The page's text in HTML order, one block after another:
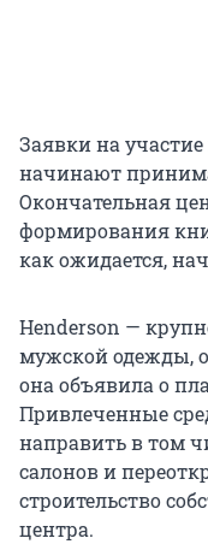
Заявки на
начинают
Окончательная
формирования
как ожидается,
Henderson —
мужской одежды,
она объявила о
Привлеченные
направить в том
салонов и
строительство
центра.